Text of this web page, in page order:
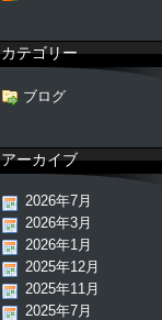
カテゴリー
ブログ
アーカイブ
2026年7月
2026年3月
2026年1月
2025年12月
2025年11月
2025年7月